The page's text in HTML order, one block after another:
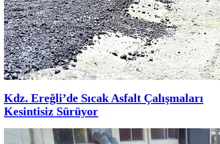
Kdz. Ereğli’de Sıcak Asfalt Çalışmaları
Kesintisiz Sürüyor